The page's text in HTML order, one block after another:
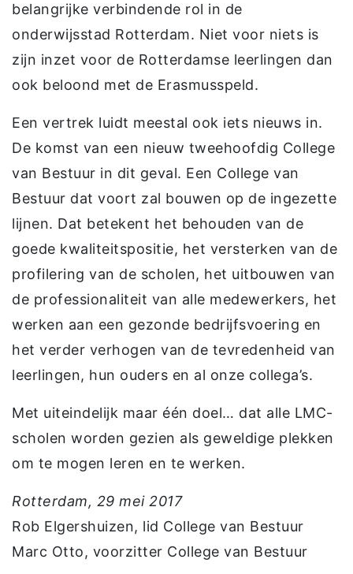
belangrijke verbindende rol in de
onderwijsstad Rotterdam. Niet voor niets is
zijn inzet voor de Rotterdamse leerlingen dan
ook beloond met de Erasmusspeld.
Een vertrek luidt meestal ook iets nieuws in.
De komst van een nieuw tweehoofdig College
van Bestuur in dit geval. Een College van
Bestuur dat voort zal bouwen op de ingezette
lijnen. Dat betekent het behouden van de
goede kwaliteitspositie, het versterken van de
profilering van de scholen, het uitbouwen van
de professionaliteit van alle medewerkers, het
werken aan een gezonde bedrijfsvoering en
het verder verhogen van de tevredenheid van
leerlingen, hun ouders en al onze collega’s.
Met uiteindelijk maar één doel… dat alle LMC-
scholen worden gezien als geweldige plekken
om te mogen leren en te werken.
Rotterdam, 29 mei 2017
Rob Elgershuizen, lid College van Bestuur
Marc Otto, voorzitter College van Bestuur